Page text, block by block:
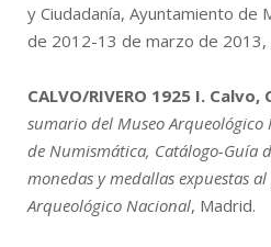
y Ciudadanía, Ayuntamiento de
de 2012-13 de marzo de 2013,
CALVO/RIVERO 1925 I. Calvo,
sumario del Museo Arqueológico
de Numismática, Catálogo-Guía
monedas y medallas expuestas
Arqueológico Nacional, Madrid.